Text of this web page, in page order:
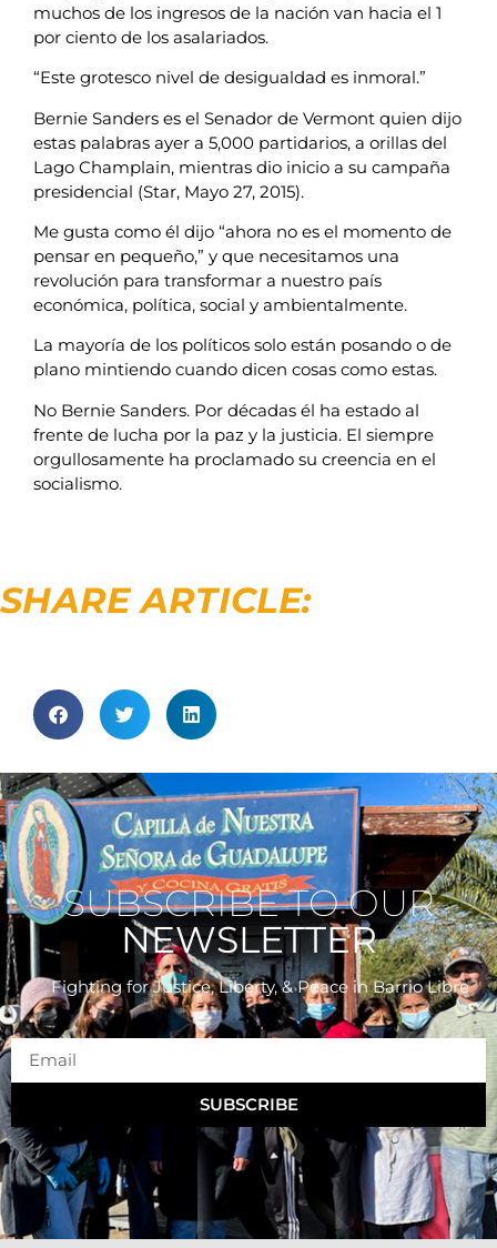
muchos de los ingresos de la nación van hacia el 1
por ciento de los asalariados.
“Este grotesco nivel de desigualdad es inmoral.”
Bernie Sanders es el Senador de Vermont quien dijo
estas palabras ayer a 5,000 partidarios, a orillas del
Lago Champlain, mientras dio inicio a su campaña
presidencial (Star, Mayo 27, 2015).
Me gusta como él dijo “ahora no es el momento de
pensar en pequeño,” y que necesitamos una
revolución para transformar a nuestro país
económica, política, social y ambientalmente.
La mayoría de los políticos solo están posando o de
plano mintiendo cuando dicen cosas como estas.
No Bernie Sanders. Por décadas él ha estado al
frente de lucha por la paz y la justicia. El siempre
orgullosamente ha proclamado su creencia en el
socialismo.
SHARE ARTICLE:
SUBSCRIBE TO OUR
NEWSLETTER
Fighting for Justice, Liberty, & Peace in Barrio Libre
SUBSCRIBE